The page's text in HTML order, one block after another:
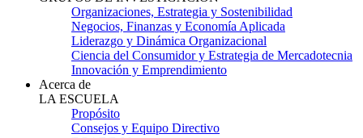
Organizaciones, Estrategia y Sostenibilidad
Negocios, Finanzas y Economía Aplicada
Liderazgo y Dinámica Organizacional
Ciencia del Consumidor y Estrategia de Mercadotecnia
Innovación y Emprendimiento
Acerca de
LA ESCUELA
Propósito
Consejos y Equipo Directivo